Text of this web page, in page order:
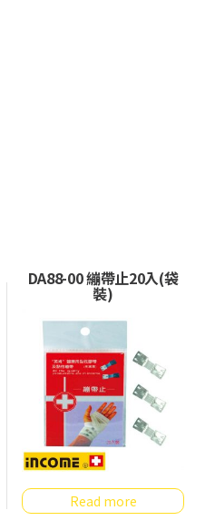
DA88-00 繃帶止20入(袋
裝)
Read more